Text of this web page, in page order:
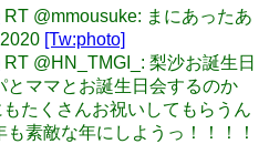
RT @mmousuke: まにあったあ
[Tw:photo]
RT @HN_TMGI_: 梨沙お誕生日
とママとお誕生日会するのか
たくさんお祝いしてもらうん
素敵な年にしようっ！！！！